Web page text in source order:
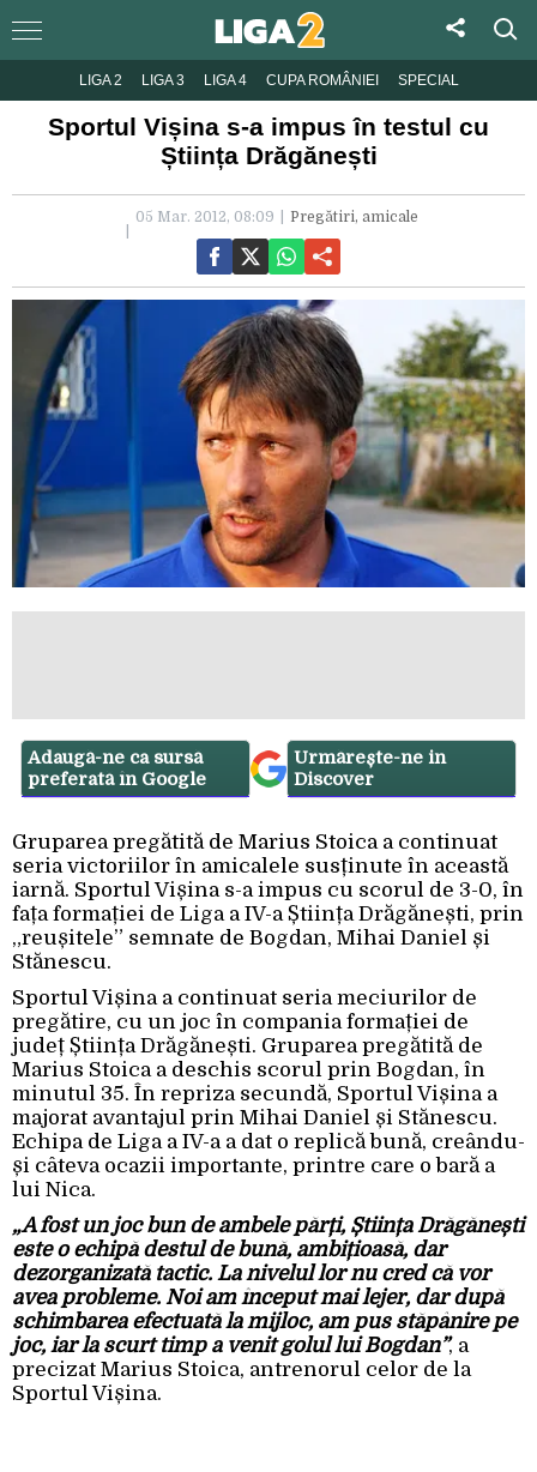
LIGA 2 LIGA 3 LIGA 4 CUPA ROMÂNIEI SPECIAL
Sportul Vișina s-a impus în testul cu
Știința Drăgănești
05 Mar. 2012, 08:09 Pregătiri, amicale
Adaugă-ne ca sursă
preferată în Google
Urmărește-ne in
Discover
Gruparea pregătită de Marius Stoica a continuat
seria victoriilor în amicalele susținute în această
iarnă. Sportul Vișina s-a impus cu scorul de 3-0, în
fața formației de Liga a IV-a Știința Drăgănești, prin
„reușitele” semnate de Bogdan, Mihai Daniel și
Stănescu.
Sportul Vișina a continuat seria meciurilor de
pregătire, cu un joc în compania formației de
județ Știința Drăgănești. Gruparea pregătită de
Marius Stoica a deschis scorul prin Bogdan, în
minutul 35. În repriza secundă, Sportul Vișina a
majorat avantajul prin Mihai Daniel și Stănescu.
Echipa de Liga a IV-a a dat o replică bună, creându-
și câteva ocazii importante, printre care o bară a
lui Nica.
„A fost un joc bun de ambele părți, Știința Drăgănești
este o echipă destul de bună, ambițioasă, dar
dezorganizată tactic. La nivelul lor nu cred că vor
avea probleme. Noi am început mai lejer, dar după
schimbarea efectuată la mijloc, am pus stăpânire pe
joc, iar la scurt timp a venit golul lui Bogdan”, a
precizat Marius Stoica, antrenorul celor de la
Sportul Vișina.